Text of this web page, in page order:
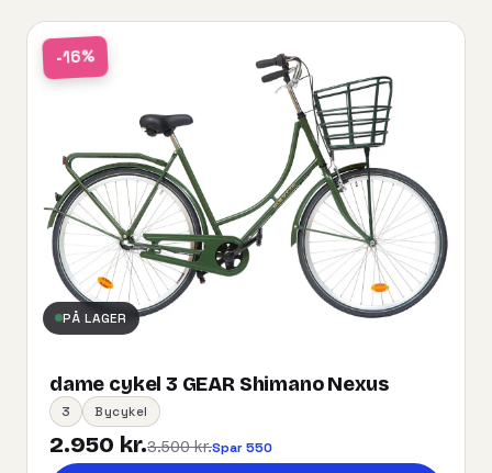
-16%
PÅ LAGER
dame cykel 3 GEAR Shimano Nexus
3 Bycykel
2.950 kr.3.500 kr.Spar 550